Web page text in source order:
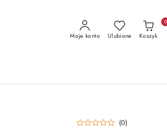
Moje konto Ulubione Koszyk
0
(0)